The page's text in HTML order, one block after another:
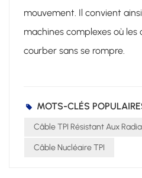
mouvement. Il convient
machines complexes où
courber sans se rompre.
MOTS-CLÉS
Câble TPI Résistant Aux
Câble Nucléaire TPI